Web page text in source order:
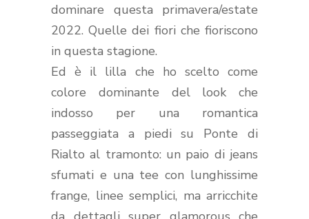
dominare questa primavera/estate
2022. Quelle dei fiori che fioriscono
in questa stagione.
Ed è il lilla che ho scelto come
colore dominante del look che
indosso per una romantica
passeggiata a piedi su Ponte di
Rialto al tramonto: un paio di jeans
sfumati e una tee con lunghissime
frange, linee semplici, ma arricchite